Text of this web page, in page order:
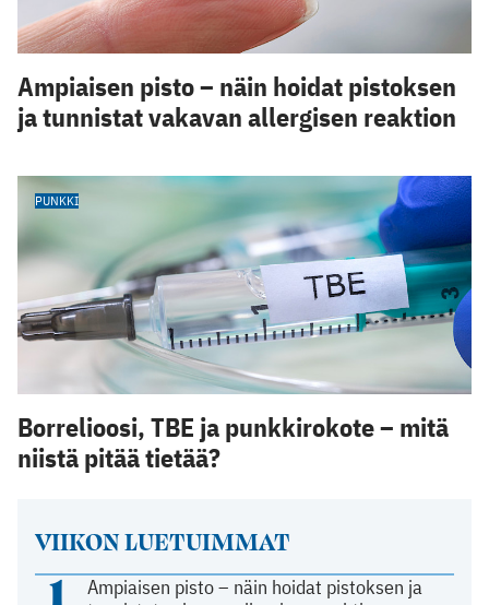
VIIKON LUETUIMMAT
1
Ampiaisen pisto – näin hoidat pistoksen ja
Ampiaisen pisto – näin hoidat pistoksen
ja tunnistat vakavan allergisen reaktion
PUNKKI
Borrelioosi, TBE ja punkkirokote – mitä
niistä pitää tietää?